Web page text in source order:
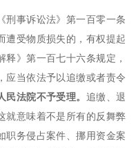
《刑事诉讼法》 第一百零一条
遭受物质损失的，有权提起
释》第一百七十六条规定，
应当依法予以追缴或者责令
法院不予受理。 追缴、退
就意味着不是所有的反舞弊
职务侵占案件、挪用资金案